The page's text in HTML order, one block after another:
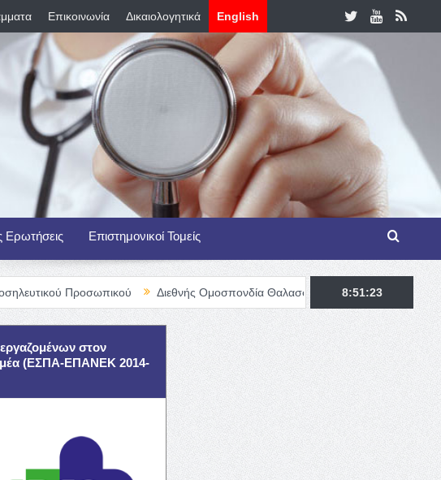
Επικοινωνία Δικαιολογητικά English
Ερωτήσεις Επιστημονικοί Τομείς
Διεθνής Ομοσπονδία Θαλασσαιμίας – TIF Fellowship Programme
8:51:24
στον
(ΕΣΠΑ-ΕΠΑΝΕΚ 2014-